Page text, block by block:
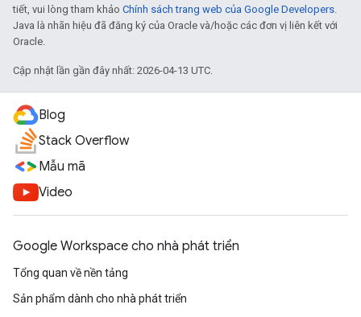
tiết, vui lòng tham khảo Chính sách trang web của Google Developers.
Java là nhãn hiệu đã đăng ký của Oracle và/hoặc các đơn vị liên kết với
Oracle.
Cập nhật lần gần đây nhất: 2026-04-13 UTC.
Blog
Stack Overflow
Mẫu mã
Video
Google Workspace cho nhà phát triển
Tổng quan về nền tảng
Sản phẩm dành cho nhà phát triển